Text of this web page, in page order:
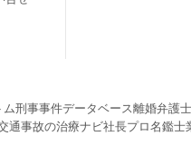
ム刑事事件データベース離婚弁護
通事故の治療ナビ社長プロ名鑑士